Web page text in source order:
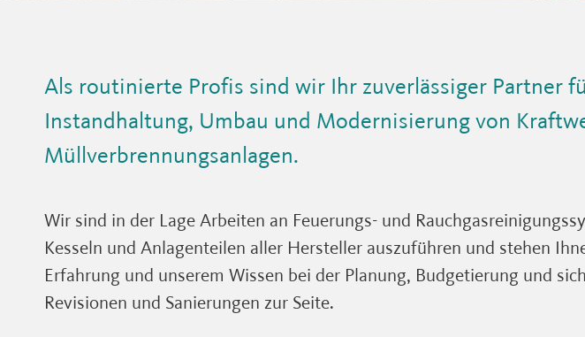
Als routinierte Profis sind wir Ihr zuverlässiger Partner
Instandhaltung, Umbau und Modernisierung von
Müllverbrennungsanlagen.
Wir sind in der Lage Arbeiten an Feuerungs- und
Kesseln und Anlagenteilen aller Hersteller auszuführen und stehen
Erfahrung und unserem Wissen bei der Planung, Budgetierung und
Revisionen und Sanierungen zur Seite.